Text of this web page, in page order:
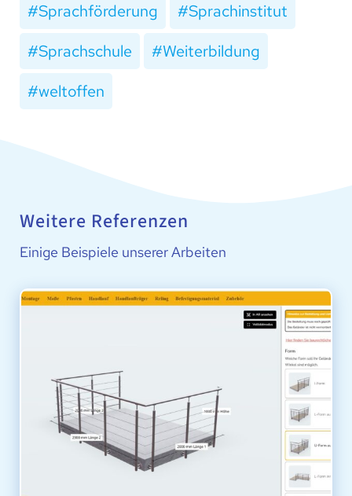
Sprachförderung
Sprachinstitut
Sprachschule
Weiterbildung
weltoffen
Weitere Referenzen
Einige Beispiele unserer Arbeiten
MGBTECHNIK GMBH